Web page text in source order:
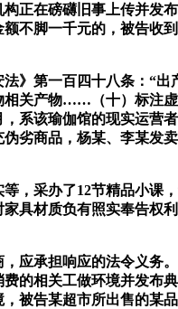
正在磅礴旧事上传并发
不脚一千元的，被告收
第一百四十八条：“出
相关产物……（十）标注
系该瑜伽馆的现实运营
劣商品，杨某、李某发
采办了12节精品小课，
具材质负有照实奉告权
承担响应的法令义务。
的相关工做环境并发布
被告某超市所出售的某